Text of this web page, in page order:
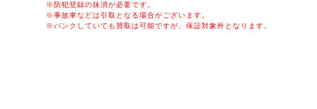
※防犯登録の抹消が必要です。
※事故車などは引取となる場合がございます。
※パンクしていても買取は可能ですが、保証対象外となります。